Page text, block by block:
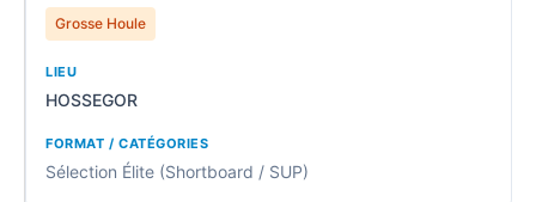
Grosse Houle
HOSSEGOR
Sélection Élite (Shortboard / SUP)